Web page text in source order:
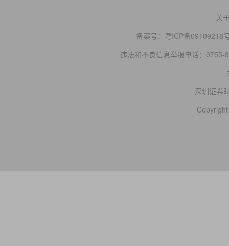
关
备案号： 粤ICP备09109218
违法和不良信息举报电话：0755-
深圳证券